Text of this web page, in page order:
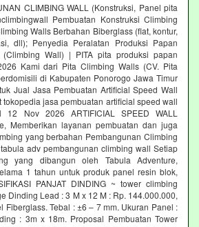
CLIMBING WALL (Konstruksi, Panel pita
Pembuatan Konstruksi Climbing
Walls Berbahan Biberglass (flat, kontur,
dll); Penyedia Peralatan Produksi Papan
(Climbing Wall) | PITA pita produksi papan
Kami dari Pita Climbing Walls (CV. Pita
di Kabupaten Ponorogo Jawa Timur
Jual Jasa Pembuatan Artificial Speed Wall
jasa pembuatan artificial speed wall
Nov 2026 ARTIFICIAL SPEED WALL
Memberikan layanan pembuatan dan juga
yang berbahan Pembangunan Climbing
adv pembangunan climbing wall Setiap
yang dibangun oleh Tabula Adventure,
1 tahun untuk produk panel resin blok,
PANJAT DINDING ~ tower climbing
Dinding Lead : 3 M x 12 M : Rp. 144.000.000,
Fiberglass. Tebal : ±6 – 7 mm. Ukuran Panel :
: 3m x 18m. Proposal Pembuatan Tower